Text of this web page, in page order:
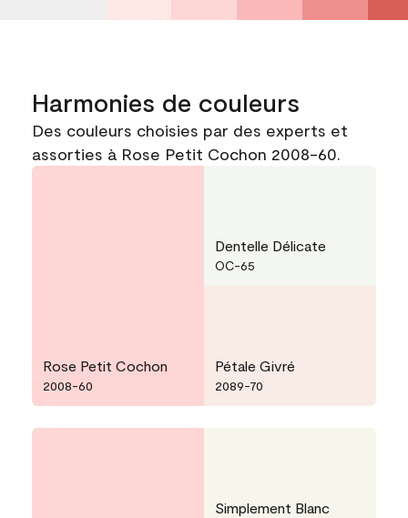
Harmonies de couleurs
Des couleurs choisies par des experts et
assorties à Rose Petit Cochon 2008-60.
Rose Petit Cochon
2008-60
Dentelle Délicate
OC-65
Pétale Givré
2089-70
Simplement Blanc